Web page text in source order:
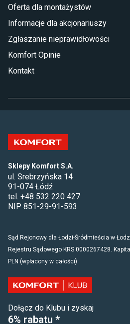
Oferta dla montażystów
Informacje dla akcjonariuszy
Zgłaszanie nieprawidłowości
Komfort Opinie
Kontakt
Sklepy Komfort S.A.
ul. Srebrzyńska 14
91-074 Łódź
tel. +48 532 220 427
NIP 851-29-91-593
Sąd Rejonowy dla Łodzi-Śródmieścia w
Rejestru Sądowego KRS 0000267428.
PLN (wpłacony w całości).
Dołącz do Klubu i zyskaj
6% rabatu *